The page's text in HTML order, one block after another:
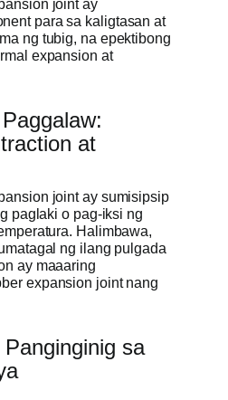
joint ay
para sa kaligtasan at
ng tubig, na epektibong
expansion at
at
joint ay sumisipsip
paglaki o pag-iksi ng
Halimbawa,
ng ilang pulgada
ay maaaring
expansion joint nang
sa